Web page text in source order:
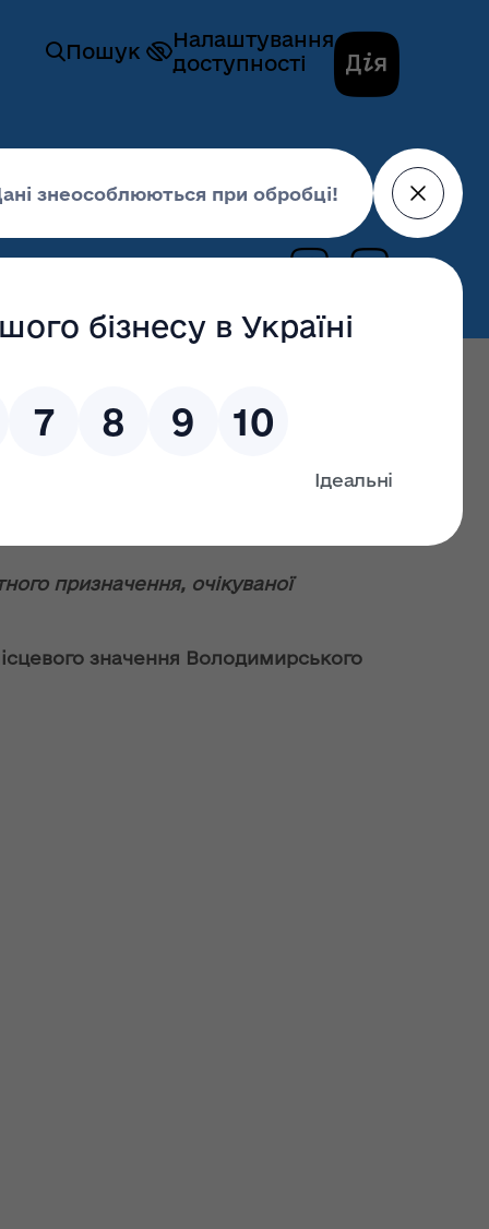
Пошук
Налаштування
доступності
04 квітня 2023,
UA-2023-04-03-
призначення, очікуваної
значення Володимирського